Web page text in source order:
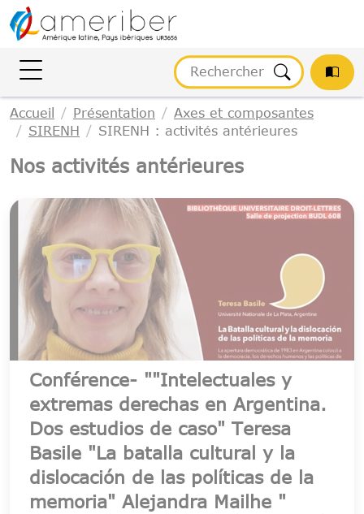
Accueil Présentation
Axes et composantes
SIRENH
SIRENH : activités antérieures
Nos activités antérieures
Conférence- ""Intelectuales y
extremas derechas en Argentina.
Dos estudios de caso" Teresa
Basile "La batalla cultural y la
dislocación de las políticas de la
memoria" Alejandra Mailhe "
Gestion des cookies